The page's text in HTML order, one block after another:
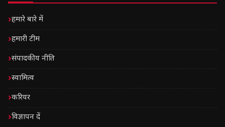
हमारे बारे में
हमारी टीम
संपादकीय नीति
स्वामित्व
करियर
विज्ञापन दें